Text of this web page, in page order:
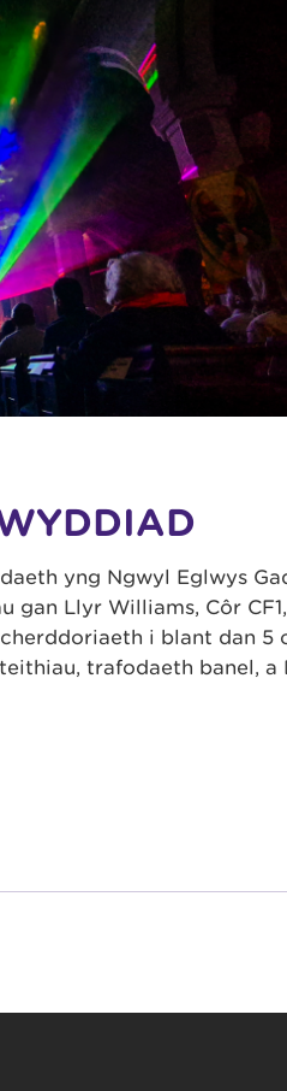
yng Ngŵyl Eglwys
Llŷr Williams, Côr
i blant dan 5
trafodaeth banel, a